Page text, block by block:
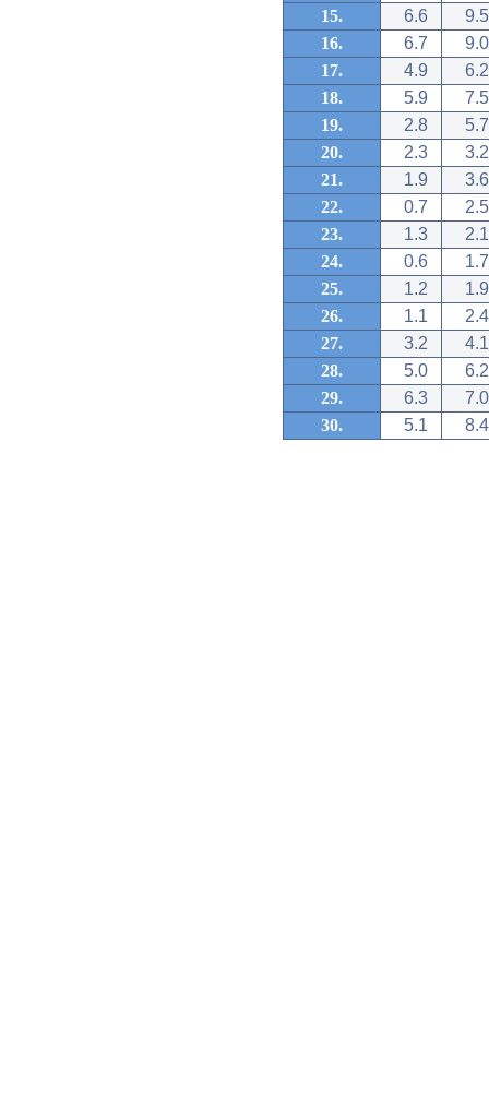
15.
6.6
9.5
16.
6.7
9.0
17.
4.9
6.2
18.
5.9
7.5
19.
2.8
5.7
20.
2.3
3.2
21.
1.9
3.6
22.
0.7
2.5
23.
1.3
2.1
24.
0.6
1.7
25.
1.2
1.9
26.
1.1
2.4
27.
3.2
4.1
28.
5.0
6.2
29.
6.3
7.0
30.
5.1 8.4